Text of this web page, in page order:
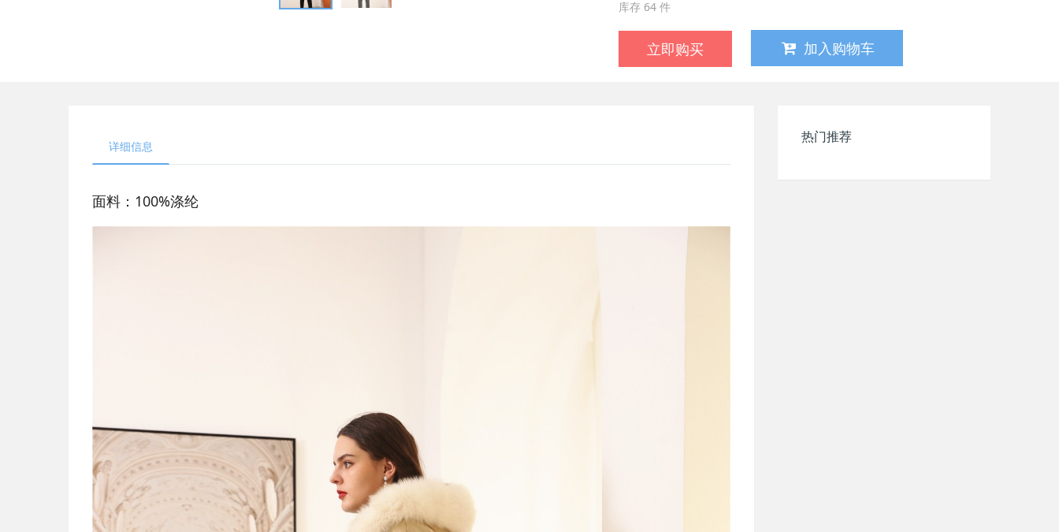
库存 64 件
立即购买 加入购物车
详细信息
面料：100%涤纶
热门推荐